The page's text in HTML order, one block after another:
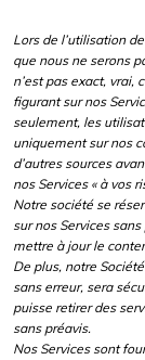
Lors de l’utilisation
que nous ne serons
n’est pas exact, vrai,
figurant sur nos
seulement, les
uniquement sur nos
d’autres sources
nos Services « à vos
Notre société se
sur nos Services
mettre à jour le
De plus, notre
sans erreur, sera
puisse retirer des
sans préavis.
Nos Services sont